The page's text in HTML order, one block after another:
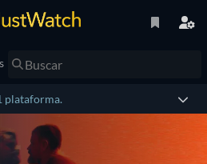
plataforma.